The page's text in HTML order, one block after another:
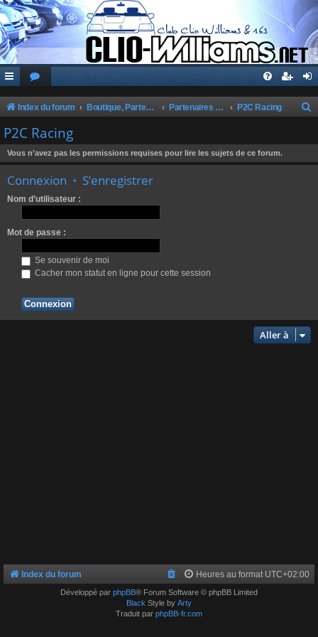
Index du forum Boutique, Partenaires, Petites Annonces, Commandes Groupées Partenaires du Club P2C Racing
c
h
P2C Racing
Vous n’avez pas les permissions requises pour lire les sujets de ce forum.
Connexion • S’enregistrer
Nom d’utilisateur :
Mot de passe :
Se souvenir de moi
Cacher mon statut en ligne pour cette session
Aller à
Index du forum Heures au format UTC+02:00
Développé par phpBB® Forum Software © phpBB Limited
Black Style by Arty
Traduit par phpBB-fr.com